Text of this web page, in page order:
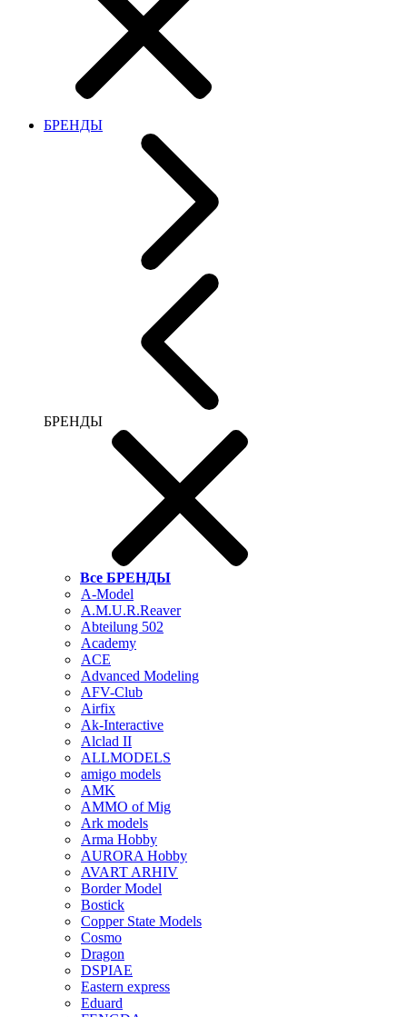
БРЕНДЫ
БРЕНДЫ
Все БРЕНДЫ
A-Model
A.M.U.R.Reaver
Abteilung 502
Academy
ACE
Advanced Modeling
AFV-Club
Airfix
Ak-Interactive
Alclad II
ALLMODELS
amigo models
AMK
AMMO of Mig
Ark models
Arma Hobby
AURORA Hobby
AVART ARHIV
Border Model
Bostick
Copper State Models
Cosmo
Dragon
DSPIAE
Eastern express
Eduard